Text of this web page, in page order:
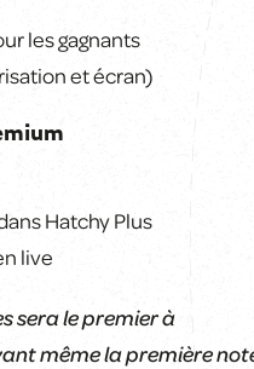
les gagnants
et écran)
Hatchy Plus
live
sera le premier à
même la première